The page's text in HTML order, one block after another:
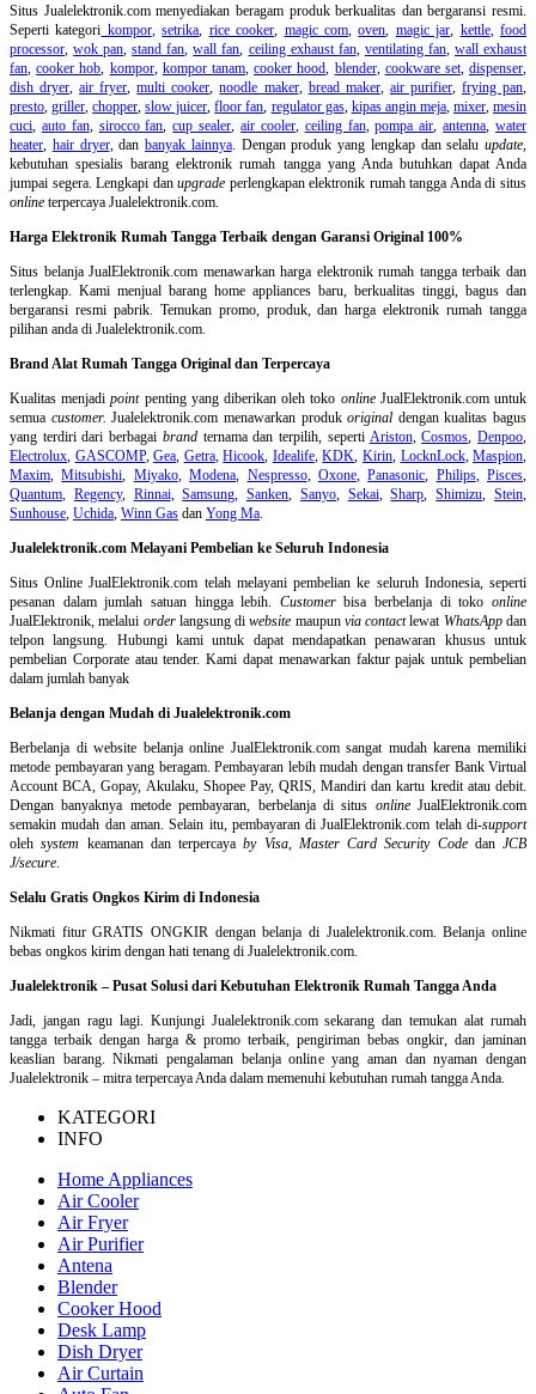
Situs Jualelektronik.com menyediakan beragam produk berkualitas dan bergaransi resmi.
Seperti kategori kompor,setrika rice cooker magic com,oven magic jar kettle,food
processor ,wok pan ,stand fan ,wall fan ceiling exhaust fan, ventilating fan, wall exhaust
fan ,cooker hob kompor, kompor tanam,cooker hood blender, cookware set,dispenser
dish dryer ,air fryer ,multi cooker ,noodle maker, bread maker, air purifier, frying pan
presto ,griller ,chopper ,slow juicer ,floor fan regulator gas, kipas angin meja, mixer,mesin
cuci auto fan, sirocco fan ,cup sealer ,air cooler, ceiling fan,pompa air ,antenna ,water
heater hair dryer, dan banyak lainnya. Dengan produk yang lengkap dan selalu update
kebutuhan spesialis barang elektronik rumah tangga yang Anda butuhkan dapat Anda
jumpai segera. Lengkapi danupgrade perlengkapan elektronik rumah tangga Anda di situs
online terpercaya Jualelektronik.com.
Harga Elektronik Rumah Tangga Terbaik dengan Garansi Original 100%
Situs belanjaJualElektronik.com menawarkan harga elektronik rumah tangga terbaik dan
terlengkap. Kami menjual barang home appliances baru, berkualitas tinggi, bagus dan
bergaransi resmi pabrik. Temukan promo, produk, dan harga elektronik rumah tangga
pilihan anda di Jualelektronik.com.
Brand Alat Rumah Tangga Original dan Terpercaya
Kualitas menjadipointpenting yang diberikan oleh toko onlineJualElektronik.com untuk
semua customer. Jualelektronik.com menawarkan produkoriginal dengan kualitas bagus
yang terdiri dari berbagai brandternama dan terpilih, seperti Ariston,Cosmos ,Denpoo
Electrolux GASCOMP,Gea Getra,Hicook Idealife,KDK Kirin, LocknLock,Maspion
Maxim ,Mitsubishi Miyako,Modena Nespresso, Oxone,Panasonic Philips, Pisces
Quantum
Regency, Rinnai,Samsung ,Sanken Sanyo, Sekai,Sharp ,Shimizu ,Stein
Sunhouse Uchida Winn Gas dan Yong Ma
Jualelektronik.com Melayani Pembelian ke Seluruh Indonesia
Situs Online JualElektronik.com telah melayani pembelian ke seluruh Indonesia, seperti
pesanan dalam jumlah satuan hingga lebih. Customerbisa berbelanja di tokoonline
JualElektronik, melalui orderlangsung diwebsite maupun via contactlewat WhatsAppdan
telpon langsung
Hubungi kami untuk dapat mendapatkan penawaran khusus untuk
pembelian Corporate atau tender. Kami dapat menawarkan faktur pajak untuk pembelian
dalam jumlah banyak
Belanja dengan Mudah di Jualelektronik.com
Berbelanja diwebsite belanja online JualElektronik.com sangat mudah karena memiliki
metode pembayaran yang beragam. Pembayaran lebih mudah dengan transfer Bank Virtual
Account BCA, Gopay, Akulaku, Shopee Pay, QRIS, Mandiri dan kartu kredit atau debit.
Dengan banyaknya metode pembayaran, berbelanja di situs onlineJualElektronik.com
semakin mudah dan aman. Selain itu, pembayaran di JualElektronik.com telah di-support
olehsystem keamanan dan terpercayaby Visa, Master Card Security Codedan JCB
J/secure
Selalu Gratis Ongkos Kirim di Indonesia
Nikmati fitur GRATIS ONGKIR dengan belanja di Jualelektronik.com. Belanja online
bebas ongkos kirim dengan hati tenang di Jualelektronik.com.
Jualelektronik – Pusat Solusi dari Kebutuhan Elektronik Rumah Tangga Anda
Jadi, jangan ragu lagi. Kunjungi Jualelektronik.com sekarang dan temukan alat rumah
tangga terbaik dengan harga & promo terbaik, pengiriman bebas ongkir, dan jaminan
keaslian barang. Nikmati pengalaman belanja online yang aman dan nyaman dengan
Jualelektronik – mitra terpercaya Anda dalam memenuhi kebutuhan rumah tangga Anda.
KATEGORI
INFO
Home Appliances
Air Cooler
Air Fryer
Air Purifier
Antena
Blender
Cooker Hood
Desk Lamp
Dish Dryer
Air Curtain